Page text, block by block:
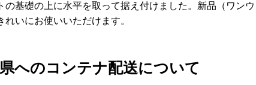
の基礎の上に水平を取って据え付けました。新品（ワン
れいにお使いいただけます。
へのコンテナ配送について